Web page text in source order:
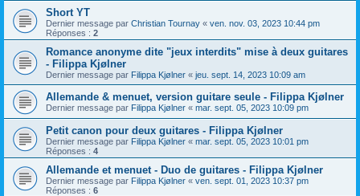
Short YT
Dernier message par Christian Tournay « ven. nov. 03, 2023 10:44 pm
Réponses : 2
Romance anonyme dite "jeux interdits" mise à deux guitares
- Filippa Kjølner
Dernier message par Filippa Kjølner « jeu. sept. 14, 2023 10:09 am
Allemande & menuet, version guitare seule - Filippa Kjølner
Dernier message par Filippa Kjølner « mar. sept. 05, 2023 10:09 pm
Petit canon pour deux guitares - Filippa Kjølner
Dernier message par Filippa Kjølner « mar. sept. 05, 2023 10:01 pm
Réponses : 4
Allemande et menuet - Duo de guitares - Filippa Kjølner
Dernier message par Filippa Kjølner « ven. sept. 01, 2023 10:37 pm
Réponses : 6